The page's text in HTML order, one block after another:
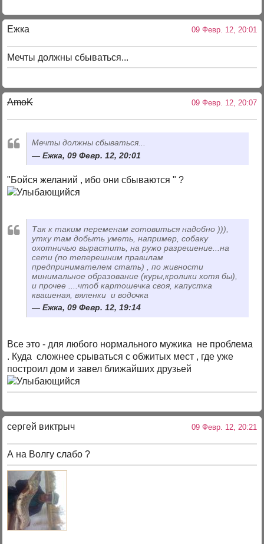
Ежка 09 Февр. 12, 20:01
Мечты должны сбываться...
AmoK 09 Февр. 12, 20:07
Мечты должны сбываться...
Ежка, 09 Февр. 12, 20:01
"Бойся желаний , ибо они сбываются " ?
Так к таким переменам готовиться надобно ))),
утку там добыть уметь, например, собаку
охотничью вырастить, на ружо разрешение...на
сети (по теперешним правилам
предпринимателем стать) , по живности
минимальное образование (куры,кролики хотя бы),
и прочее ....чтоб картошечка своя, капустка
квашеная, вяленки и водочка
Ежка, 09 Февр. 12, 19:14
Все это - для любого нормального мужика не проблема
. Куда сложнее срываться с обжитых мест , где уже
построил дом и завел ближайших друзьей
сергей виктрыч 09 Февр. 12, 20:21
А на Волгу слабо ?